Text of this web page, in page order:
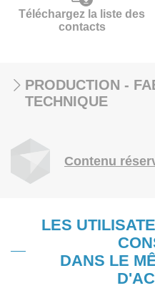
Téléchargez la liste des
contacts
PRODUCTION -
TECHNIQUE
Contenu
LES
DANS LE